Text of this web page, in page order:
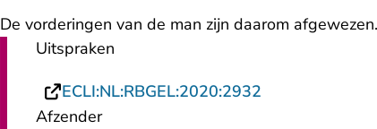
De vorderingen van de man zijn daarom afgewezen.
Uitspraken
ECLI:NL:RBGEL:2020:2932
Afzender